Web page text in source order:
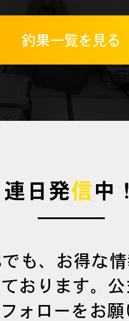
釣果一覧を見る
連日発信中
も、お得な
おります。
ォローをお